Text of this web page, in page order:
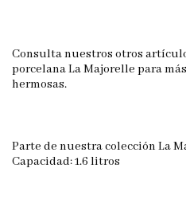
Consulta nuestros otros
porcelana La Majorelle para
hermosas.
Parte de nuestra colección La
Capacidad: 1.6 litros